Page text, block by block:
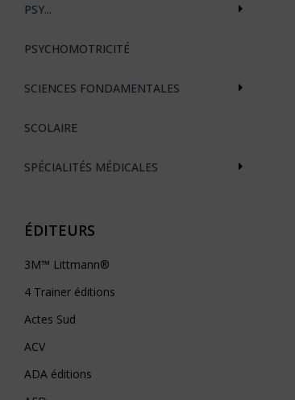
PSY...
PSYCHOMOTRICITÉ
SCIENCES FONDAMENTALES
SCOLAIRE
SPÉCIALITÉS MÉDICALES
ÉDITEURS
3M™ Littmann®
4 Trainer éditions
Actes Sud
ACV
ADA éditions